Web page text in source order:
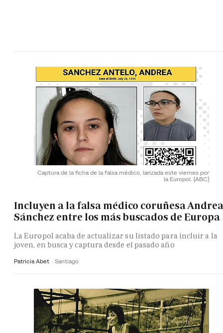
Captura de la ficha de la falsa médico, lanzada este viernes por
la Europol. (ABC)
Incluyen a la falsa médico coruñesa Andrea
Sánchez entre los más buscados de Europa
La Europol acaba de actualizar su listado para incluir a la
joven, en busca y captura desde el pasado año
Patricia Abet Santiago